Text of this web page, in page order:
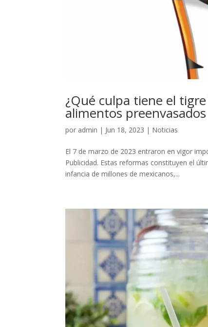
¿Qué culpa tiene el
alimentos preenvasados
por admin | Jun 18, 2023 | Noticias
El 7 de marzo de 2023 entraron en vigor
Publicidad. Estas reformas constituyen el
infancia de millones de mexicanos,...